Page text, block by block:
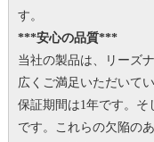
す。
***安心の品質***
当社の製品は、リーズ
広くご満足いただいてい
保証期間は1年です。 そ
です。 これらの欠陥の